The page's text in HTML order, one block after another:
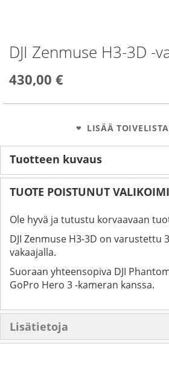
DJI Zenmuse H3-3D -
430,00 €
LISÄÄ
Skip
to
beginning
the
Tuotteen kuvaus
TUOTE POISTUNUT
Ole hyvä ja tutustu korvaavaan
DJI Zenmuse H3-3D on varustettu
vakaajalla.
Suoraan yhteensopiva DJI
GoPro Hero 3 -kameran kanssa.
Lisätietoja